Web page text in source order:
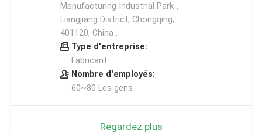
Manufacturing Industrial Park，
Liangjiang District, Chongqing,
401120, China ,
Type d'entreprise:
Fabricant
Nombre d'employés:
60~80 Les gens
Regardez plus